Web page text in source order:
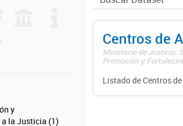
y
la Justicia (1)
Centros de
Ministerio de Justicia.
Promoción y
Listado de Centros